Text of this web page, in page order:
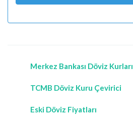
Merkez Bankası Döviz Kurları
TCMB Döviz Kuru Çevirici
Eski Döviz Fiyatları